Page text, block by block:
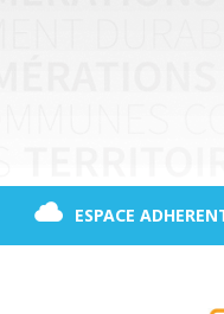
ESPACE